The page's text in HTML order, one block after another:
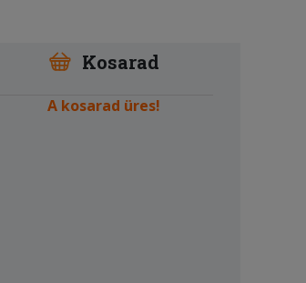
Kosarad
A kosarad üres!